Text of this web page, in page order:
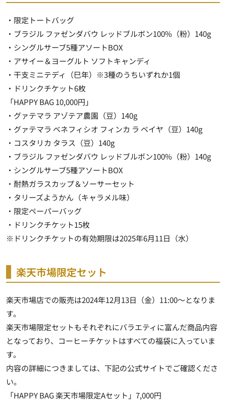
・限定トートバッグ
・ブラジル ファゼンダバウ レッドブルボン100%（粉）140g
・シングルサーブ5種アソートBOX
・アサイー＆ヨーグルト ソフトキャンディ
・干支ミニテディ（巳年）※3種のうちいずれか1個
・ドリンクチケット6枚
「HAPPY BAG 10,000円」
・グァテマラ アゾテア農園（豆）140g
・グァテマラ ベネフィシオ フィンカ ラ ベイヤ（豆）140g
・コスタリカ タラス（豆）140g
・ブラジル ファゼンダバウ レッドブルボン100%（粉）140g
・シングルサーブ5種アソートBOX
・耐熱ガラスカップ＆ソーサーセット
・タリーズようかん（キャラメル味）
・限定ペーパーバッグ
・ドリンクチケット15枚
※ドリンクチケットの有効期限は2025年6月11日（水）
楽天市場限定セット
楽天市場店での販売は2024年12月13日（金）11:00～となりま
す。
楽天市場限定セットもそれぞれにバラエティに富んだ商品内容
となっており、コーヒーチケットはすべての福袋に入っていま
す。
内容の詳細につきましては、下記の公式サイトでご確認くださ
い。
「HAPPY BAG 楽天市場限定Aセット」7,000円